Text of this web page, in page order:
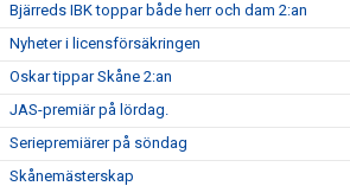
Bjärreds IBK toppar både herr och dam 2:an
Nyheter i licensförsäkringen
Oskar tippar Skåne 2:an
JAS-premiär på lördag.
Seriepremiärer på söndag
Skånemästerskap